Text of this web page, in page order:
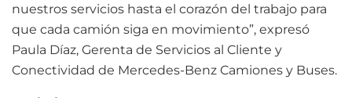
nuestros servicios hasta el corazón del trabajo para
que cada camión siga en movimiento”, expresó
Paula Díaz, Gerenta de Servicios al Cliente y
Conectividad de Mercedes-Benz Camiones y Buses.